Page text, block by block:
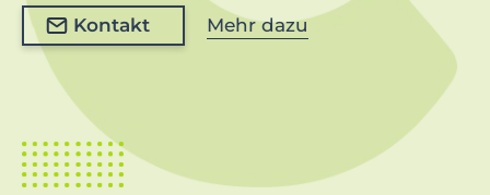
i
o
r
i
Kontakt Mehr dazu